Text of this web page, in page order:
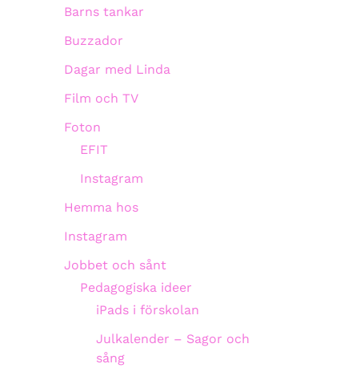
Barns tankar
Buzzador
Dagar med Linda
Film och TV
Foton
EFIT
Instagram
Hemma hos
Instagram
Jobbet och sånt
Pedagogiska ideer
iPads i förskolan
Julkalender – Sagor och
sång